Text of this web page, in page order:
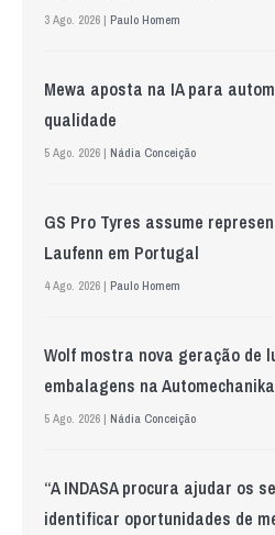
3 Ago. 2026 | Paulo Homem
Mewa aposta na IA para
qualidade
5 Ago. 2026 | Nádia Conceição
GS Pro Tyres assume
Laufenn em Portugal
4 Ago. 2026 | Paulo Homem
Wolf mostra nova geração de
embalagens na Automechanika
5 Ago. 2026 | Nádia Conceição
“A INDASA procura ajudar os
identificar oportunidades de